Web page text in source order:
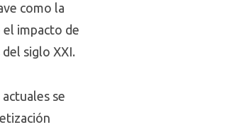
como la
impacto de
siglo XXI.
se